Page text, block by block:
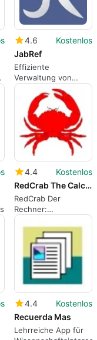
4.6
Kostenlos
JabRef
Effiziente
Verwaltung von
Bibliografien mit
JabRef
4.4
Kostenlos
RedCrab The Calculator
RedCrab Der
Rechner:
Fortgeschrittenes
Mathematisches
Werkzeug
4.4
Kostenlos
Recuerda Mas
Lehrreiche App für